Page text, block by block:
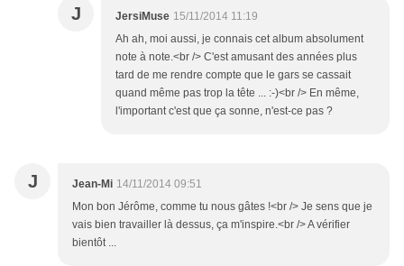
J JersiMuse 15/11/2014 11:19
Ah ah, moi aussi, je connais cet album absolument
note à note.<br /> C'est amusant des années plus
tard de me rendre compte que le gars se cassait
quand même pas trop la tête ... :-)<br /> En même,
l'important c'est que ça sonne, n'est-ce pas ?
J Jean-Mi 14/11/2014 09:51
Mon bon Jérôme, comme tu nous gâtes !<br /> Je sens que je
vais bien travailler là dessus, ça m'inspire.<br /> A vérifier
bientôt ...